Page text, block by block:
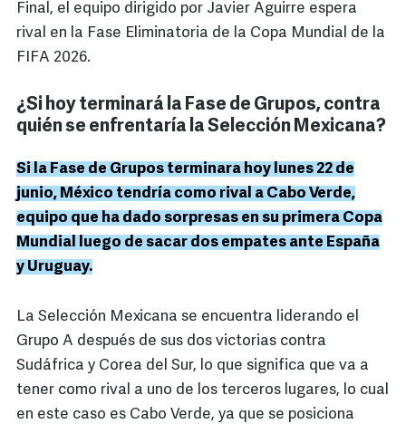
Final, el equipo dirigido por Javier Aguirre espera
rival en la Fase Eliminatoria de la Copa Mundial de la
FIFA 2026.
¿Si hoy terminará la Fase de Grupos, contra
quién se enfrentaría la Selección Mexicana?
Si la Fase de Grupos terminara hoy lunes 22 de
junio, México tendría como rival a Cabo Verde,
equipo que ha dado sorpresas en su primera Copa
Mundial luego de sacar dos empates ante España
y Uruguay.
La Selección Mexicana se encuentra liderando el
Grupo A después de sus dos victorias contra
Sudáfrica y Corea del Sur, lo que significa que va a
tener como rival a uno de los terceros lugares, lo cual
en este caso es Cabo Verde, ya que se posiciona